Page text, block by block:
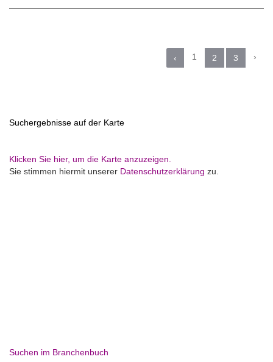
‹ 1 2 3 ›
Suchergebnisse auf der Karte
Klicken Sie hier, um die Karte anzuzeigen.
Sie stimmen hiermit unserer Datenschutzerklärung zu.
Suchen im Branchenbuch